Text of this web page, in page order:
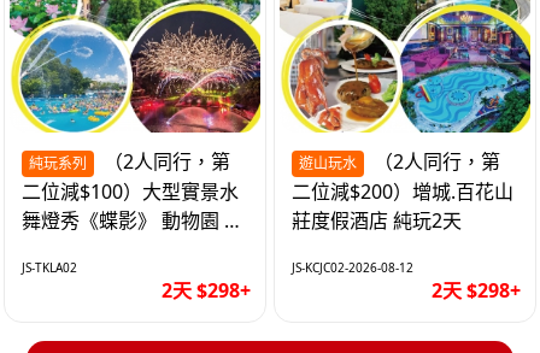
純玩系列
二位減$100）大型實景水
舞燈秀《蝶影》 動物園 水
純玩2天
JS-TKLA02
2天 $298+
遊山玩水
二位減$200）增城.百花山
莊度假酒店 純玩2天
JS-KCJC02-2026-08-12
2天 $298+